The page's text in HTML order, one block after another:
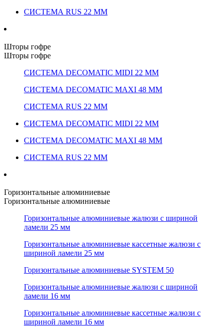
СИСТЕМА RUS 22 ММ
Шторы гофре
Шторы гофре
СИСТЕМА DECOMATIC MIDI 22 ММ
СИСТЕМА DECOMATIC MAXI 48 ММ
СИСТЕМА RUS 22 ММ
СИСТЕМА DECOMATIC MIDI 22 ММ
СИСТЕМА DECOMATIC MAXI 48 ММ
СИСТЕМА RUS 22 ММ
Горизонтальные алюминиевые
Горизонтальные алюминиевые
Горизонтальные алюминиевые жалюзи с шириной
ламели 25 мм
Горизонтальные алюминиевые кассетные жалюзи с
шириной ламели 25 мм
Горизонтальные алюминиевые SYSTEM 50
Горизонтальные алюминиевые жалюзи с шириной
ламели 16 мм
Горизонтальные алюминиевые кассетные жалюзи с
шириной ламели 16 мм